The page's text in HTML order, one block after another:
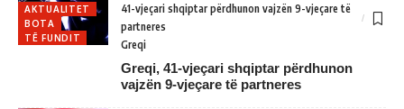
AKTUALITET
BOTA
TË FUNDIT
41-vjeçari shqiptar përdhunon vajzën 9-vjeçare të
partneres
Greqi
Greqi, 41-vjeçari shqiptar përdhunon
vajzën 9-vjeçare të partneres